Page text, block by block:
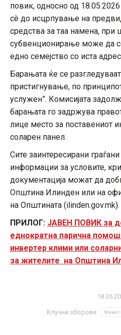
повик, односно од
сè до исцрпување на
средства за таа намена, при
субвенционирање може да
едно семејство со иста
Барањата ќе се
пристигнување, по
услужен”. Комисијата
барањата го задржува
лице место за поставениот
соларен панел.
Сите заинтересирани
информации за условите,
документација можат да
Општина Илинден или на
на Општината (ilinden.gov.mk).
ПРИЛОГ: ЈАВЕН ПОВИК за
еднократна парична
инвертер клими или
за жителите на Општина
Клучни зборови: